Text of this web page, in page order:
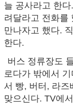
늘 공사라고 한
려달라고 전화를
만나자고 했다.
한다.
버스 정류장도
로다가 밖에서
서 빵, 버터, 라
맞으신다. TV에